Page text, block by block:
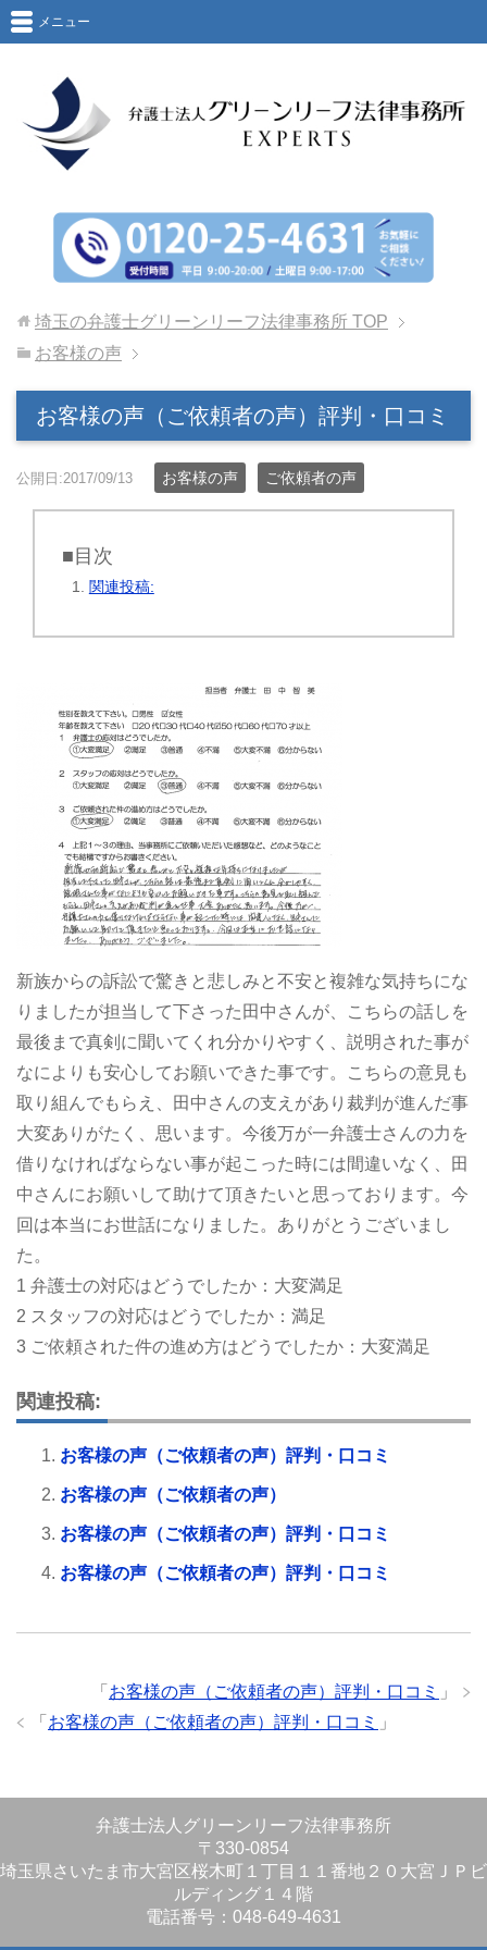
メニュー
埼玉の弁護士グリーンリーフ法律事務所 TOP
お客様の声
お客様の声（ご依頼者の声）評判・口コミ
公開日:2017/09/13 お客様の声 ご依頼者の声
■目次
関連投稿:
新族からの訴訟で驚きと悲しみと不安と複雑な気持ちにな
りましたが担当して下さった田中さんが、こちらの話しを
最後まで真剣に聞いてくれ分かりやすく、説明された事が
なによりも安心してお願いできた事です。こちらの意見も
取り組んでもらえ、田中さんの支えがあり裁判が進んだ事
大変ありがたく、思います。今後万が一弁護士さんの力を
借りなければならない事が起こった時には間違いなく、田
中さんにお願いして助けて頂きたいと思っております。今
回は本当にお世話になりました。ありがとうございまし
た。
1 弁護士の対応はどうでしたか：大変満足
2 スタッフの対応はどうでしたか：満足
3 ご依頼された件の進め方はどうでしたか：大変満足
関連投稿:
お客様の声（ご依頼者の声）評判・口コミ
お客様の声（ご依頼者の声）
お客様の声（ご依頼者の声）評判・口コミ
お客様の声（ご依頼者の声）評判・口コミ
「 お客様の声（ご依頼者の声）評判・口コミ
」
「 お客様の声（ご依頼者の声）評判・口コミ 」
弁護士法人グリーンリーフ法律事務所
〒330-0854
埼玉県さいたま市大宮区桜木町１丁目１１番地２０大宮ＪＰビ
ルディング１４階
電話番号：048-649-4631